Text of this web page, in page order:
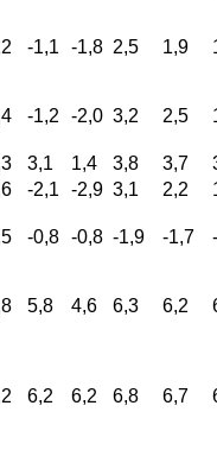
-1,1 -1,8 2,5 1,9
-1,2 -2,0 3,2 2,5
3,1 1,4 3,8 3,7
-2,1 -2,9 3,1 2,2
-0,8 -0,8 -1,9 -1,7
5,8 4,6 6,3 6,2
6,2 6,2 6,8 6,7